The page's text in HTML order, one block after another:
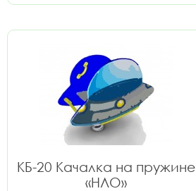
КБ-20 Качалка на пружине
«НЛО»